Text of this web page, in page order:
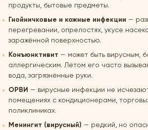
продукты, бытовые предметы.
Гнойничковые и кожные инфекции —
перегревании, опрелостях, укусе
заражённой поверхностью.
Конъюнктивит — может быть вирусным,
аллергическим. Летом его часто
вода, загрязнённые руки.
ОРВИ — вирусные инфекции не
помещениях с кондиционерами,
поликлиниках.
Менингит (вирусный) — редкий, но